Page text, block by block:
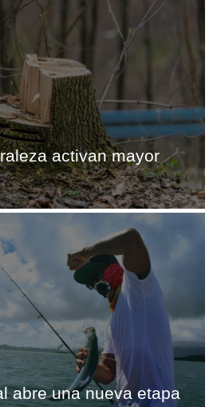
activan mayor
abre una nueva etapa